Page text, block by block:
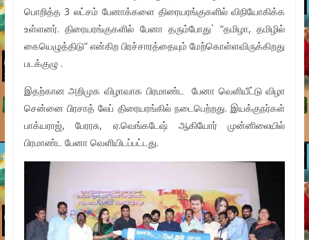
பொறித்த 3 லட்சம் பேனாக்களை திரையரங்குகளில் விநியோகிக்க
உள்ளனர். திரையரங்குகளில் பேனா தரும்போது` “தமிழா, தமிழில்
கையெழுத்திடு” என்கிற பிரச்சாரத்தையும் மேற்கொள்ளவிருக்கிறது
படக்குழு .
இதற்கான அறிமுக விழாவாக பிரமாண்ட பேனா வெளியீட்டு விழா
சென்னை பிரசாத் லேப் திரையரங்கில் நடைபெற்றது. இயக்குநர்கள்
பாக்யராஜ், பேரரசு, ஏ.வெங்கடேஷ் ஆகியோர் முன்னிலையில்
பிரமாண்ட பேனா வெளியிடப்பட்டது.